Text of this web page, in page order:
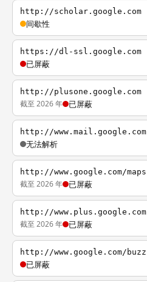
http://scholar.google.com
间歇性
https://dl-ssl.google.com
已屏蔽
http://plusone.google.com
截至 2026 年 已屏蔽
http://www.mail.google.com
无法解析
http://www.google.com/maps
截至 2026 年 已屏蔽
http://www.plus.google.com
截至 2026 年 已屏蔽
http://www.google.com/buzz
已屏蔽